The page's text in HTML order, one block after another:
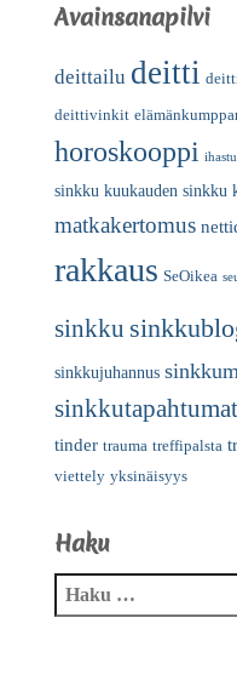
Avainsanapilvi
deittailu deitti
deittivinkit
horoskooppi
sinkku kuukauden sinkku
matkakertomus
rakkaus SeOikea
sinkku
sinkkujuhannus
sinkkutapahtumat
tinder trauma treffipalsta
viettely yksinäisyys
Haku